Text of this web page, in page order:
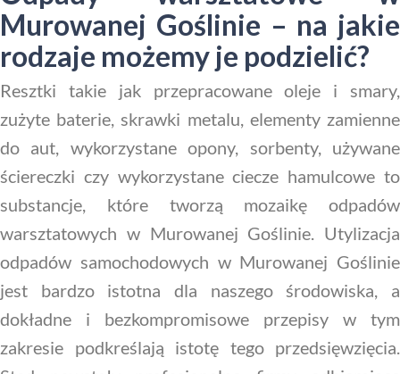
Murowanej Goślinie – na jakie
rodzaje możemy je podzielić?
Resztki takie jak przepracowane oleje i smary,
zużyte baterie, skrawki metalu, elementy zamienne
do aut, wykorzystane opony, sorbenty, używane
ściereczki czy wykorzystane ciecze hamulcowe to
substancje, które tworzą mozaikę odpadów
warsztatowych w Murowanej Goślinie. Utylizacja
odpadów samochodowych w Murowanej Goślinie
jest bardzo istotna dla naszego środowiska, a
dokładne i bezkompromisowe przepisy w tym
zakresie podkreślają istotę tego przedsięwzięcia.